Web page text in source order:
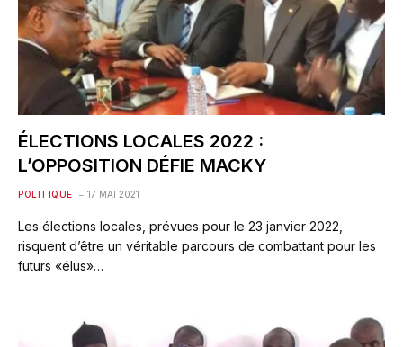
ÉLECTIONS LOCALES 2022 :
L’OPPOSITION DÉFIE MACKY
POLITIQUE 17 MAI 2021
Les élections locales, prévues pour le 23 janvier 2022,
risquent d’être un véritable parcours de combattant pour les
futurs «élus»…